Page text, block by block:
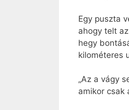
Egy puszta
ahogy telt
hegy
kilométeres
„Az a vágy
amikor csak